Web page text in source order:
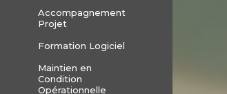
Accompagnement
Projet
Formation Logiciel
Maintien en
Condition
Opérationnelle